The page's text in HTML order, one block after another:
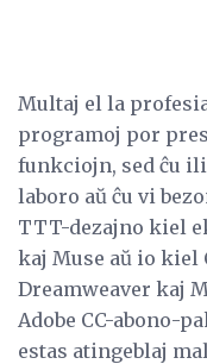
Multaj el la
programoj por
funkciojn, sed ĉu
laboro aŭ ĉu vi
TTT-dezajno kiel
kaj Muse aŭ io kiel
Dreamweaver kaj
Adobe CC-abono-
estas atingeblaj